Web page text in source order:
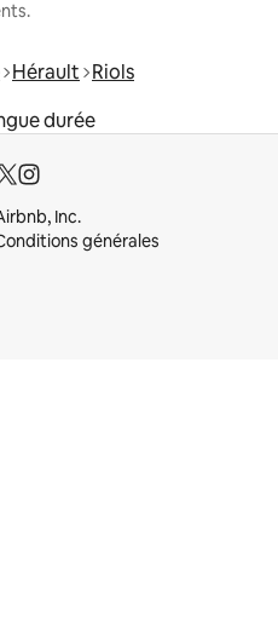
Hérault Riols
durée
Inc.
générales